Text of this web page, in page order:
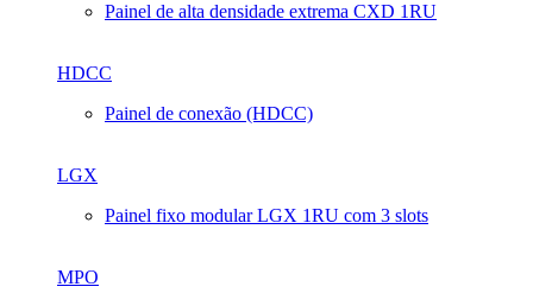
Painel de alta densidade extrema CXD 1RU
HDCC
Painel de conexão (HDCC)
LGX
Painel fixo modular LGX 1RU com 3 slots
MPO